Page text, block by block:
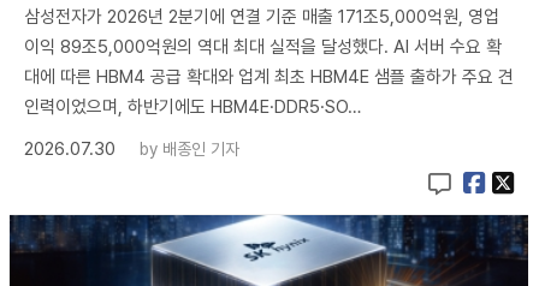
삼성전자가 2026년 2분기에 연결 기준 매출 171조5,000억원, 영업
이익 89조5,000억원의 역대 최대 실적을 달성했다. AI 서버 수요 확
대에 따른 HBM4 공급 확대와 업계 최초 HBM4E 샘플 출하가 주요 견
인력이었으며, 하반기에도 HBM4E·DDR5·SO…
2026.07.30
by 배종인 기자